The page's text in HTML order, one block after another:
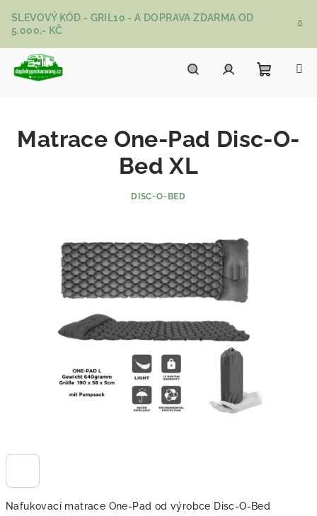
SLEVOVÝ KÓD - GRIL10 - A DOPRAVA ZDARMA OD
5.000,- KČ
Nafukovací matrace One-Pad od výrobce Disc-O-Bed
Matrace One-Pad Disc-O-
Bed XL
DISC-O-BED